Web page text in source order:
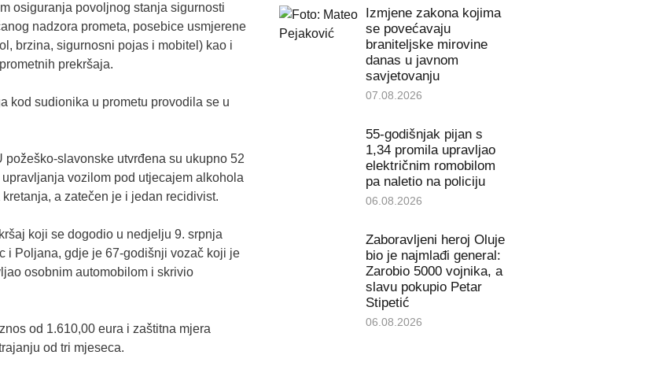
osiguranja povoljnog stanja sigurnosti
nadzora prometa, posebice usmjerene
brzina, sigurnosni pojas i mobitel) kao i
prekršaja.
kod sudionika u prometu provodila se u
slavonske utvrđena su ukupno 52
vozilom pod utjecajem alkohola
a zatečen je i jedan recidivist.
koji se dogodio u nedjelju 9. srpnja
i Poljana, gdje je 67-godišnji vozač koji je
osobnim automobilom i skrivio
od 1.610,00 eura i zaštitna mjera
od tri mjeseca.
Izmjene zakona kojima
se povećavaju
braniteljske mirovine
danas u javnom
savjetovanju
07.08.2026
55-godišnjak pijan s
1,34 promila upravljao
električnim romobilom
pa naletio na policiju
06.08.2026
Zaboravljeni heroj Oluje
bio je najmlađi general:
Zarobio 5000 vojnika, a
slavu pokupio Petar
Stipetić
06.08.2026